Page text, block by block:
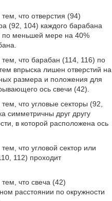
что отверстия (94)
(92, 104) каждого барабана
меньшей мере на 40%
что барабан (114, 116) по
впрыска лишен отверстий на
размера и положения для
ось свечи (42).
что угловые секторы (92,
симметричны друг другу
в которой расположена ось
что угловой сектор или
112) проходит
что свеча (42)
расстоянии по окружности